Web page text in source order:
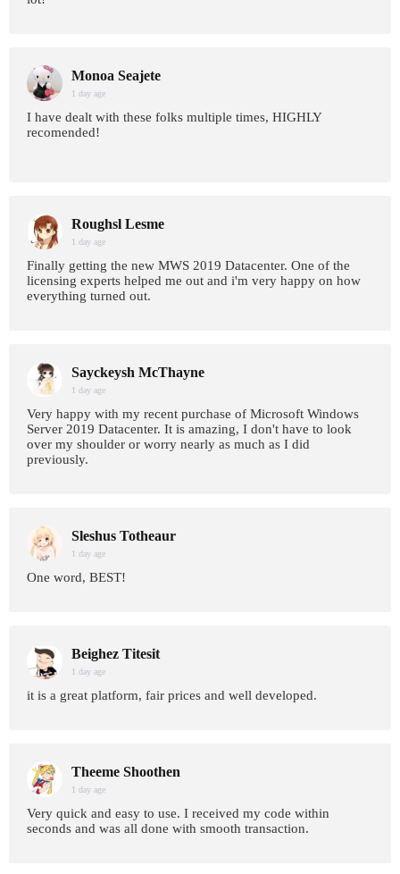
Monoa Seajete
1 day age
I have dealt with these folks multiple times, HIGHLY
recomended!
Roughsl Lesme
1 day age
Finally getting the new MWS 2019 Datacenter. One of the
licensing experts helped me out and i'm very happy on how
everything turned out.
Sayckeysh McThayne
1 day age
Very happy with my recent purchase of Microsoft Windows
Server 2019 Datacenter. It is amazing, I don't have to look
over my shoulder or worry nearly as much as I did
previously.
Sleshus Totheaur
1 day age
One word, BEST!
Beighez Titesit
1 day age
it is a great platform, fair prices and well developed.
Theeme Shoothen
1 day age
Very quick and easy to use. I received my code within
seconds and was all done with smooth transaction.